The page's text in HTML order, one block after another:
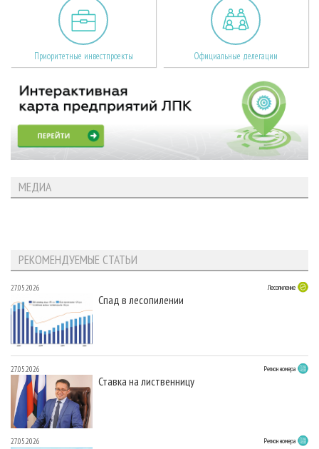
Приоритетные инвестпроекты Официальные делегации
МЕДИА
РЕКОМЕНДУЕМЫЕ СТАТЬИ
27.05.2026 Лесопиление
Спад в лесопилении
27.05.2026 Регион номера
Ставка на лиственницу
27.05.2026 Регион номера